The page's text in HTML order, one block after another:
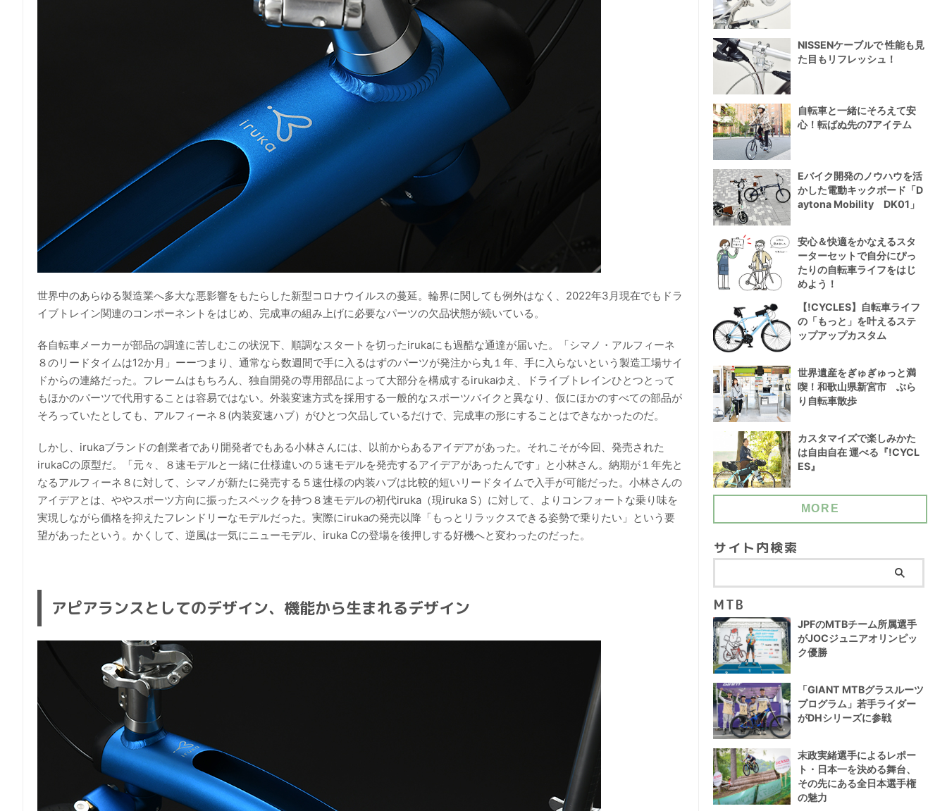
世界中のあらゆる製造業へ多大な悪影響をもたらした新型コロナウイルスの蔓延。輪界に関しても例外はなく、2022年3月現在でもドラ
イブトレイン関連のコンポーネントをはじめ、完成車の組み上げに必要なパーツの欠品状態が続いている。
各自転車メーカーが部品の調達に苦しむこの状況下、順調なスタートを切ったirukaにも過酷な通達が届いた。「シマノ・アルフィーネ
８のリードタイムは12か月」ーーつまり、通常なら数週間で手に入るはずのパーツが発注から丸１年、手に入らないという製造工場サイ
ドからの連絡だった。フレームはもちろん、独自開発の専用部品によって大部分を構成するirukaゆえ、ドライブトレインひとつとって
もほかのパーツで代用することは容易ではない。外装変速方式を採用する一般的なスポーツバイクと異なり、仮にほかのすべての部品が
そろっていたとしても、アルフィーネ８(内装変速ハブ）がひとつ欠品しているだけで、完成車の形にすることはできなかったのだ。
しかし、irukaブランドの創業者であり開発者でもある小林さんには、以前からあるアイデアがあった。それこそが今回、発売された
irukaCの原型だ。「元々、８速モデルと一緒に仕様違いの５速モデルを発売するアイデアがあったんです」と小林さん。納期が１年先と
なるアルフィーネ８に対して、シマノが新たに発売する５速仕様の内装ハブは比較的短いリードタイムで入手が可能だった。小林さんの
アイデアとは、ややスポーツ方向に振ったスペックを持つ８速モデルの初代iruka（現iruka S）に対して、よりコンフォートな乗り味を
実現しながら価格を抑えたフレンドリーなモデルだった。実際にirukaの発売以降「もっとリラックスできる姿勢で乗りたい」という要
望があったという。かくして、逆風は一気にニューモデル、iruka Cの登場を後押しする好機へと変わったのだった。
アピアランスとしてのデザイン、機能から生まれるデザイン
NISSENケーブルで 性能も見
た目もリフレッシュ！
自転車と一緒にそろえて安
心！転ばぬ先の7アイテム
Eバイク開発のノウハウを活
かした電動キックボード「D
aytona Mobility DK01」
安心＆快適をかなえるスタ
ーターセットで自分にぴっ
たりの自転車ライフをはじ
めよう！
【!CYCLES】自転車ライフ
の「もっと」を叶えるステ
ップアップカスタム
世界遺産をぎゅぎゅっと満
喫！和歌山県新宮市 ぶら
り自転車散歩
カスタマイズで楽しみかた
は自由自在 運べる『!CYCL
ES』
MORE
サイト内検索
MTB
JPFのMTBチーム所属選手
がJOCジュニアオリンピッ
ク優勝
「GIANT MTBグラスルーツ
プログラム」若手ライダー
がDHシリーズに参戦
末政実緒選手によるレポー
ト・日本一を決める舞台、
その先にある全日本選手権
の魅力